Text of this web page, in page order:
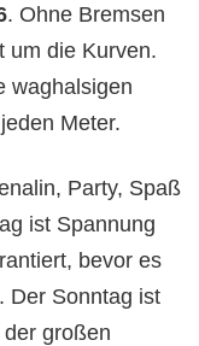
. Ohne Bremsen
um die Kurven.
waghalsigen
Meter.
Party, Spaß
ist Spannung
bevor es
Der Sonntag ist
großen